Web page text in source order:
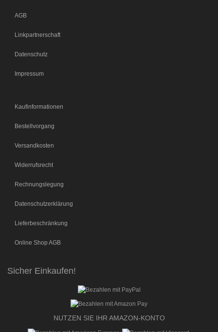
AGB
Linkpartnerschaft
Datenschutz
Impressum
Kaufinformationen
Bestellvorgang
Versandkosten
Widerrufsrecht
Rechnungslegung
Datenschutzerklärung
Lieferbeschränkung
Online Shop AGB
Sicher Einkaufen!
NUTZEN SIE IHR AMAZON-KONTO